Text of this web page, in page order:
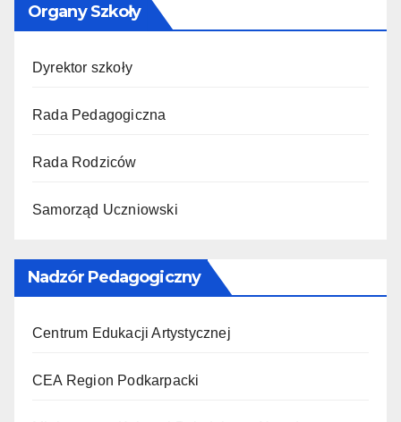
Organy Szkoły
Dyrektor szkoły
Rada Pedagogiczna
Rada Rodziców
Samorząd Uczniowski
Nadzór Pedagogiczny
Centrum Edukacji Artystycznej
CEA Region Podkarpacki